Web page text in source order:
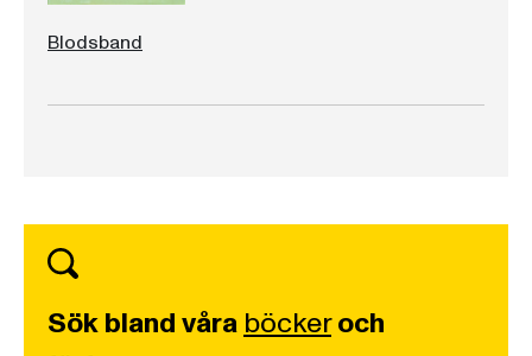
Blodsband
Sök bland våra böckeroch